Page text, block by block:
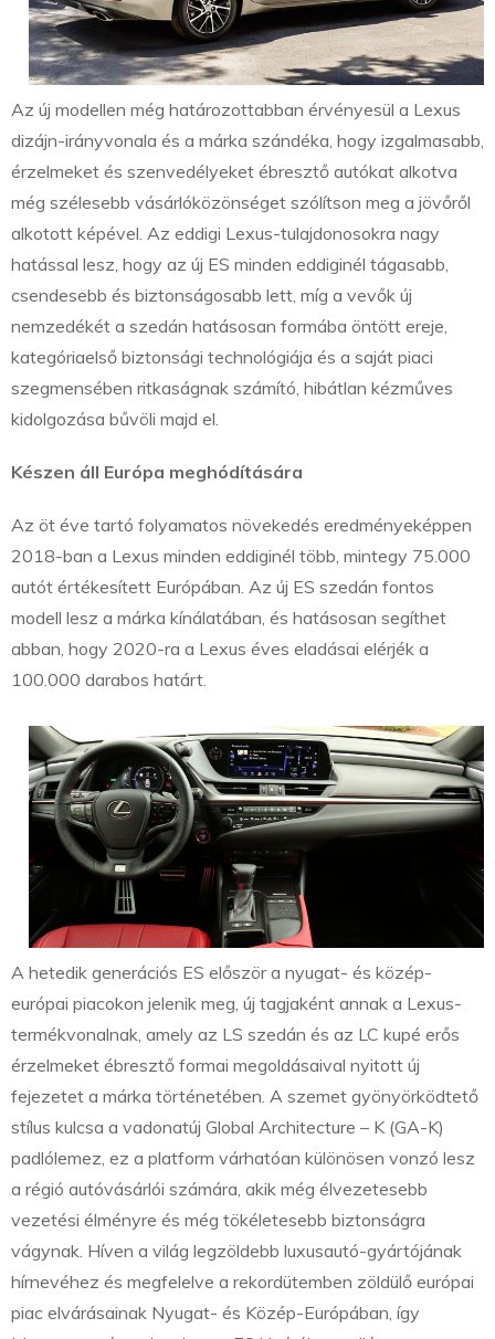
Az új modellen még határozottabban érvényesül a Lexus
dizájn-irányvonala és a márka szándéka, hogy izgalmasabb,
érzelmeket és szenvedélyeket ébresztő autókat alkotva
még szélesebb vásárlóközönséget szólítson meg a jövőről
alkotott képével. Az eddigi Lexus-tulajdonosokra nagy
hatással lesz, hogy az új ES minden eddiginél tágasabb,
csendesebb és biztonságosabb lett, míg a vevők új
nemzedékét a szedán hatásosan formába öntött ereje,
kategóriaelső biztonsági technológiája és a saját piaci
szegmensében ritkaságnak számító, hibátlan kézműves
kidolgozása bűvöli majd el.
Készen áll Európa meghódítására
Az öt éve tartó folyamatos növekedés eredményeképpen
2018-ban a Lexus minden eddiginél több, mintegy 75.000
autót értékesített Európában. Az új ES szedán fontos
modell lesz a márka kínálatában, és hatásosan segíthet
abban, hogy 2020-ra a Lexus éves eladásai elérjék a
100.000 darabos határt.
A hetedik generációs ES először a nyugat- és közép-
európai piacokon jelenik meg, új tagjaként annak a Lexus-
termékvonalnak, amely az LS szedán és az LC kupé erős
érzelmeket ébresztő formai megoldásaival nyitott új
fejezetet a márka történetében. A szemet gyönyörködtető
stílus kulcsa a vadonatúj Global Architecture – K (GA-K)
padlólemez, ez a platform várhatóan különösen vonzó lesz
a régió autóvásárlói számára, akik még élvezetesebb
vezetési élményre és még tökéletesebb biztonságra
vágynak. Híven a világ legzöldebb luxusautó-gyártójának
hírnevéhez és megfelelve a rekordütemben zöldülő európai
piac elvárásainak Nyugat- és Közép-Európában, így